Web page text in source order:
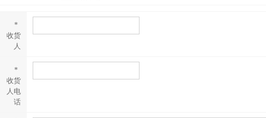
*
收货
人
*
收货
人电
话